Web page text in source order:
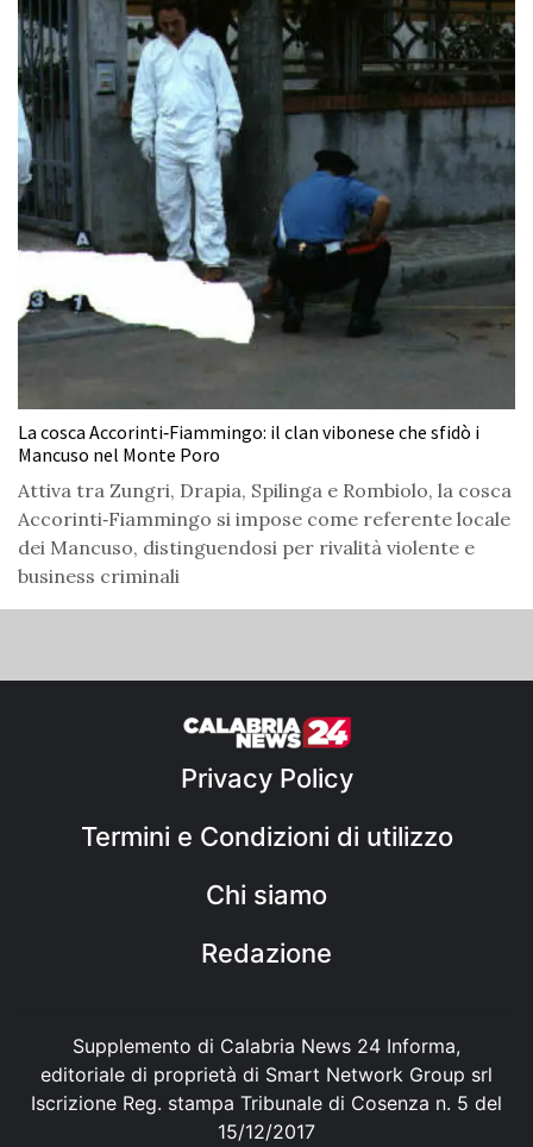
La cosca Accorinti‑Fiammingo: il clan vibonese che sfidò i
Mancuso nel Monte Poro
Attiva tra Zungri, Drapia, Spilinga e Rombiolo, la cosca
Accorinti‑Fiammingo si impose come referente locale
dei Mancuso, distinguendosi per rivalità violente e
business criminali
Privacy Policy
Termini e Condizioni di utilizzo
Chi siamo
Redazione
Supplemento di Calabria News 24 Informa,
editoriale di proprietà di Smart Network Group srl
Iscrizione Reg. stampa Tribunale di Cosenza n. 5 del
15/12/2017